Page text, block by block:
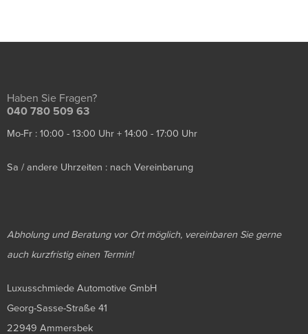
Haben Sie Fragen?
040 780 509 63
Mo-Fr : 10:00 - 13:00 Uhr + 14:00 - 17:00 Uhr
Sa / andere Uhrzeiten : nach Vereinbarung
Abholung und Beratung vor Ort möglich, vereinbaren Sie gerne
auch kurzfristig einen Termin!
Luxusschmiede Automotive GmbH
Georg-Sasse-Straße 41
22949 Ammersbek